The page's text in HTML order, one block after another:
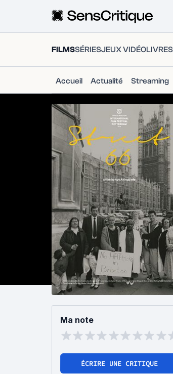
FILMSSÉRIESJEUX VIDÉOLIVRES
Accueil Actualité Streaming
Ma note
ÉCRIRE UNE CRITIQUE